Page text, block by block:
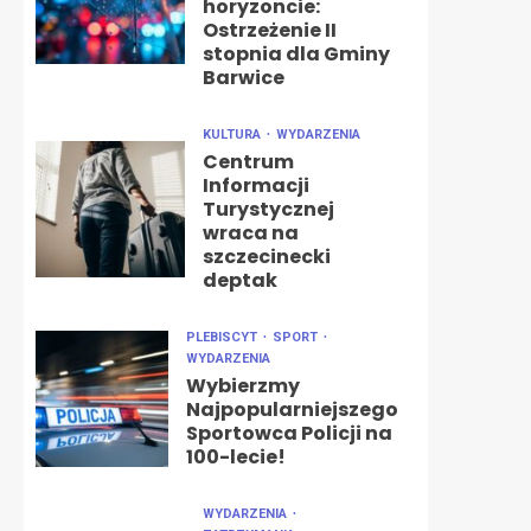
horyzoncie:
Ostrzeżenie II
stopnia dla Gminy
Barwice
KULTURA WYDARZENIA
Centrum
Informacji
Turystycznej
wraca na
szczecinecki
deptak
PLEBISCYT
SPORT
WYDARZENIA
Wybierzmy
Najpopularniejszego
Sportowca Policji na
100-lecie!
WYDARZENIA